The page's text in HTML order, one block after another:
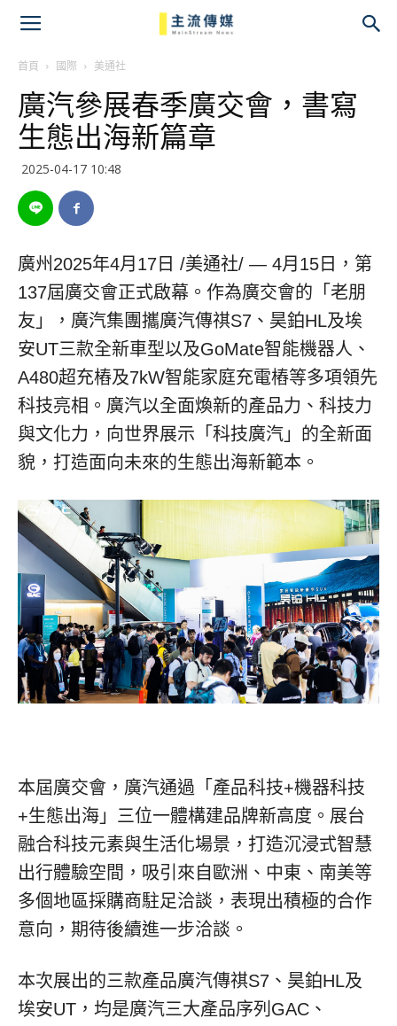
首頁 國際 美通社
廣汽參展春季廣交會，書寫
生態出海新篇章
2025-04-17 10:48
廣州 2025年4月17日 /美通社/ — 4月15日，第
137屆廣交會正式啟幕。作為廣交會的「老朋
友」，廣汽集團攜廣汽傳祺S7、昊鉑HL及埃
安UT三款全新車型以及GoMate智能機器人、
A480超充樁及7kW智能家庭充電樁等多項領先
科技亮相。廣汽以全面煥新的產品力、科技力
與文化力，向世界展示「科技廣汽」的全新面
貌，打造面向未來的生態出海新範本。
本屆廣交會，廣汽通過「產品科技+機器科技
+生態出海」三位一體構建品牌新高度。展台
融合科技元素與生活化場景，打造沉浸式智慧
出行體驗空間，吸引來自歐洲、中東、南美等
多個地區採購商駐足洽談，表現出積極的合作
意向，期待後續進一步洽談。
本次展出的三款產品廣汽傳祺S7、昊鉑HL及
埃安UT，均是廣汽三大產品序列GAC、